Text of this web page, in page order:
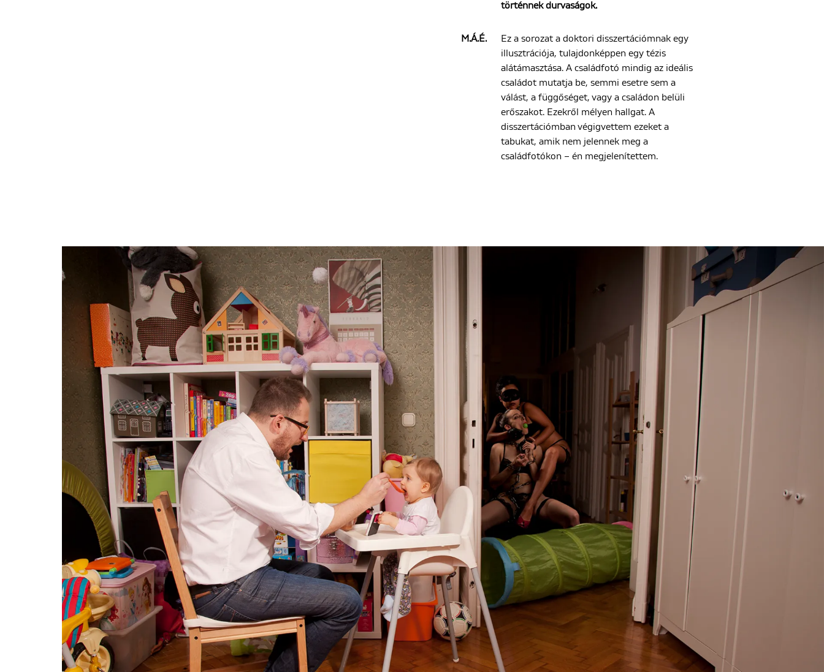
történnek durvaságok.
M.Á.É.
Ez a sorozat a doktori disszertációmnak egy
illusztrációja, tulajdonképpen egy tézis
alátámasztása. A családfotó mindig az ideális
családot mutatja be, semmi esetre sem a
válást, a függőséget, vagy a családon belüli
erőszakot. Ezekről mélyen hallgat. A
disszertációmban végigvettem ezeket a
tabukat, amik nem jelennek meg a
családfotókon – én megjelenítettem.